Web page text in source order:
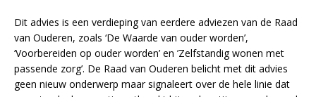
Dit advies is een verdieping van eerdere adviezen van de Raad
van Ouderen, zoals ‘De Waarde van ouder worden’,
‘Voorbereiden op ouder worden’ en ’Zelfstandig wonen met
passende zorg’. De Raad van Ouderen belicht met dit advies
geen nieuw onderwerp maar signaleert over de hele linie dat